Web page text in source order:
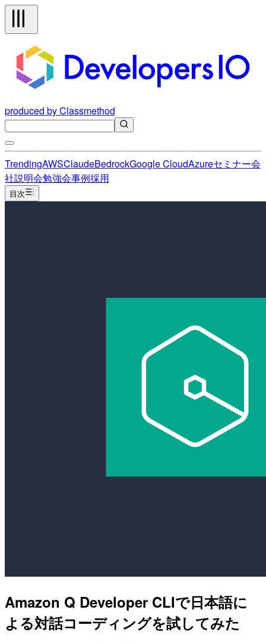
produced by Classmethod
TrendingAWSClaudeBedrockGoogle CloudAzureセミナー会
社説明会勉強会事例採用
目次
Amazon Q Developer CLIで日本語に
よる対話コーディングを試してみた